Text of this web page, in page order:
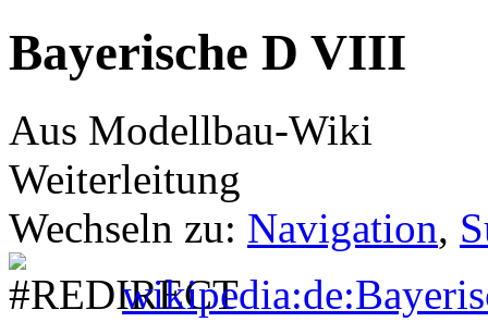
Bayerische D VIII
Aus Modellbau-Wiki
Weiterleitung
Wechseln zu: Navigation,